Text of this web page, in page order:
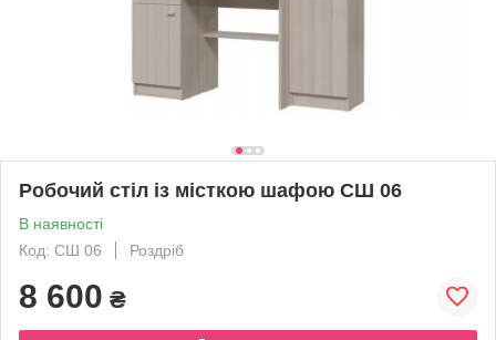
Робочий стіл із місткою шафою СШ 06
В наявності
Код: СШ 06
Роздріб
8 600 ₴